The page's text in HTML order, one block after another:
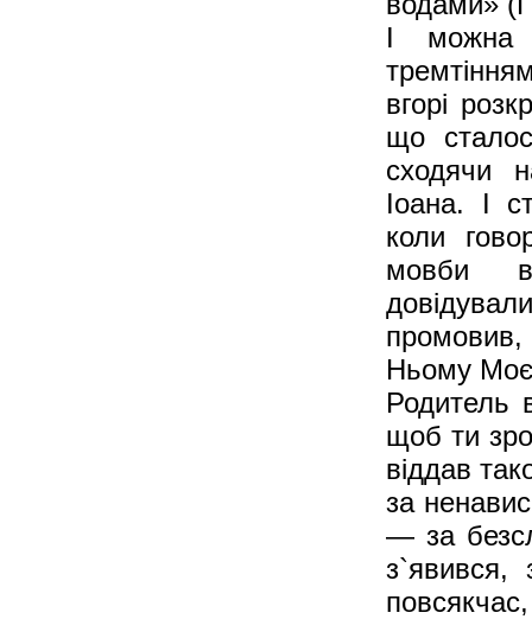
І можна
вгорі
що
сходячи
Іоана. І
коли
мовби
Ньому Моє
Родитель
щоб ти
віддав
за
— за
повсякчас,